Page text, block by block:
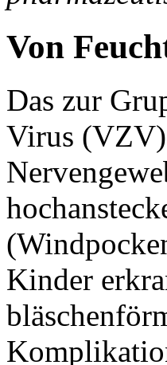
Von
Das zur
Virus (VZV)
Kinder